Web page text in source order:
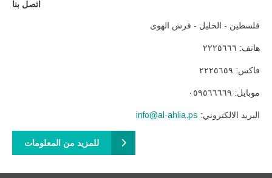
اتصل بنا
فلسطين - الخليل - فرش الهوى
هاتف: ٢٢٢٥٦٦٦
فاكس: ٢٢٢٥٦٥٩
موبايل: ٠٥٩٥٦٦٦٦٩
info@al-ahlia.ps :البريد الالكتروني
للمزيد من المعلومات